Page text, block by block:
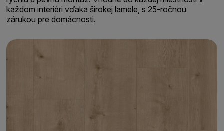
každom interiéri vďaka širokej lamele, s 25-ročnou
zárukou pre domácnosti.